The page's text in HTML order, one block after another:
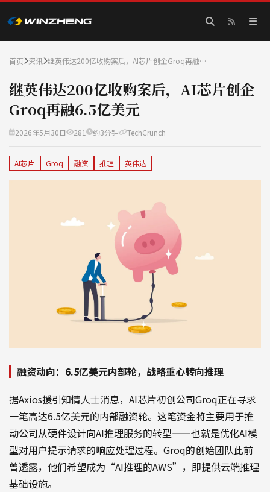
首页 资讯 继英伟达200亿收购案后，AI芯片创企Groq再融…
继英伟达200亿收购案后，AI芯片创企
Groq再融6.5亿美元
2026年5月30日 281 约3分钟 TechCrunch
AI芯片 Groq 融资 推理 英伟达
融资动向：6.5亿美元内部轮，战略重心转向推理
据Axios援引知情人士消息，AI芯片初创公司Groq正在寻求
一笔高达6.5亿美元的内部融资轮。这笔资金将主要用于推
动公司从硬件设计向AI推理服务的转型——也就是优化AI模
型对用户提示请求的响应处理过程。Groq的创始团队此前
曾透露，他们希望成为“AI推理的AWS”，即提供云端推理
基础设施。